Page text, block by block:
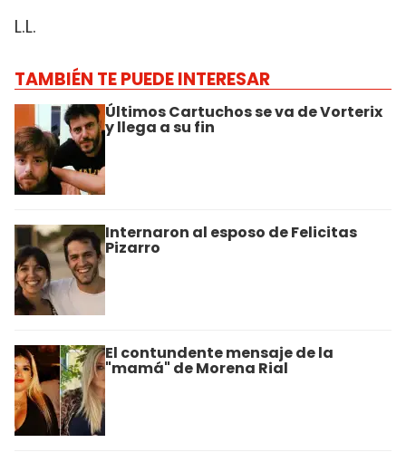
L.L.
TAMBIÉN TE PUEDE INTERESAR
Últimos Cartuchos se va de Vorterix
y llega a su fin
Internaron al esposo de Felicitas
Pizarro
El contundente mensaje de la
"mamá" de Morena Rial